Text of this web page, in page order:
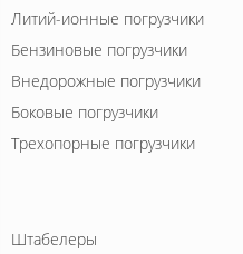
Литий-ионные погрузчики
Бензиновые погрузчики
Внедорожные погрузчики
Боковые погрузчики
Трехопорные погрузчики
Штабелеры